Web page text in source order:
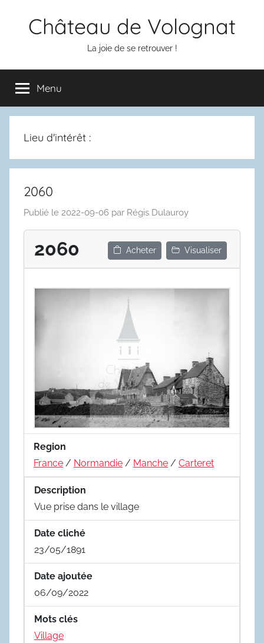
Château de Volognat
La joie de se retrouver !
Menu
Lieu d'intérêt :
2060
Publié le 2022-09-06 par Régis Dulauroy
2060 Acheter Visualiser
Region
France / Normandie / Manche / Carteret
Description
Vue prise dans le village
Date cliché
23/05/1891
Date ajoutée
06/09/2022
Mots clés
Village